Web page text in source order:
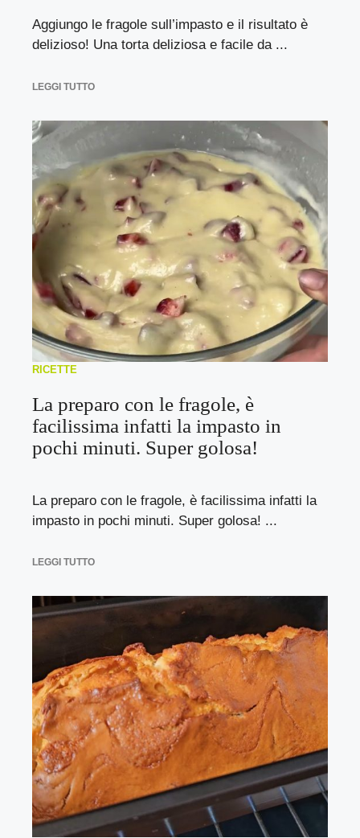
Aggiungo le fragole sull’impasto e il risultato è
delizioso! Una torta deliziosa e facile da ...
LEGGI TUTTO
RICETTE
La preparo con le fragole, è
facilissima infatti la impasto in
pochi minuti. Super golosa!
La preparo con le fragole, è facilissima infatti la
impasto in pochi minuti. Super golosa! ...
LEGGI TUTTO